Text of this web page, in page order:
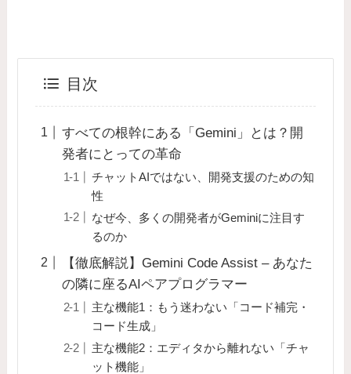
目次
すべての根幹にある「Gemini」とは？開
発者にとっての革命
チャットAIではない、開発支援のための知
性
なぜ今、多くの開発者がGeminiに注目す
るのか
【徹底解説】Gemini Code Assist – あなた
の隣に座るAIペアプログラマー
主な機能1：もう迷わない「コード補完・
コード生成」
主な機能2：エディタから離れない「チャ
ット機能」